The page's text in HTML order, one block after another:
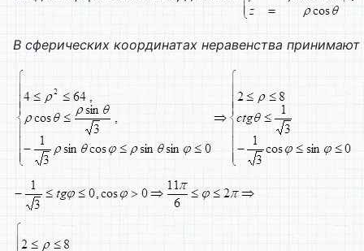
В сферических координатах неравенства принимают